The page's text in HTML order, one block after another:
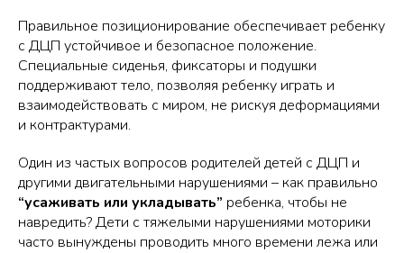
Правильное позиционирование обеспечивает ребенку
с ДЦП устойчивое и безопасное положение.
Специальные сиденья, фиксаторы и подушки
поддерживают тело, позволяя ребенку играть и
взаимодействовать с миром, не рискуя деформациями
и контрактурами.
Один из частых вопросов родителей детей с ДЦП и
другими двигательными нарушениями – как правильно
“усаживать или укладывать” ребенка, чтобы не
навредить? Дети с тяжелыми нарушениями моторики
часто вынуждены проводить много времени лежа или